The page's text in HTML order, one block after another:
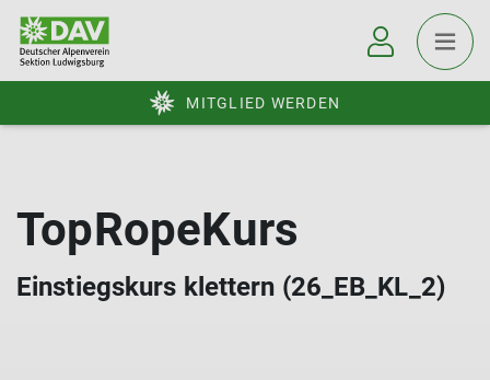
MITGLIED WERDEN
TopRopeKurs
Einstiegskurs klettern (26_EB_KL_2)